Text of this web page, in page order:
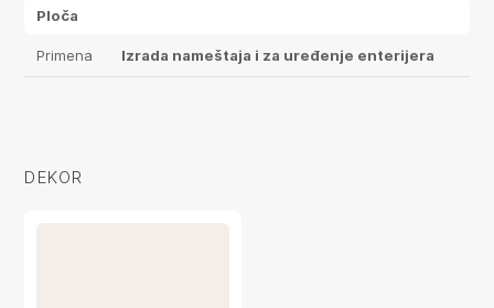
Ploča
Primena Izrada nameštaja i za uređenje enterijera
DEKOR